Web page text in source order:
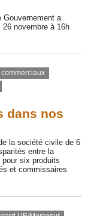
Gouvernement a
26 novembre à 16h
commerciaux
dans nos
la société civile de 6
entre la
pour six produits
et commissaires